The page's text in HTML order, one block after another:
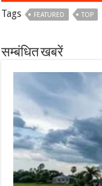
Tags FEATURED TOP
सम्बंधित खबरें